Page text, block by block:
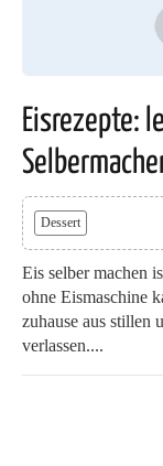
Eisrezepte:
Dessert
Eis selber machen
ohne Eismaschine
zuhause aus stillen
verlassen....